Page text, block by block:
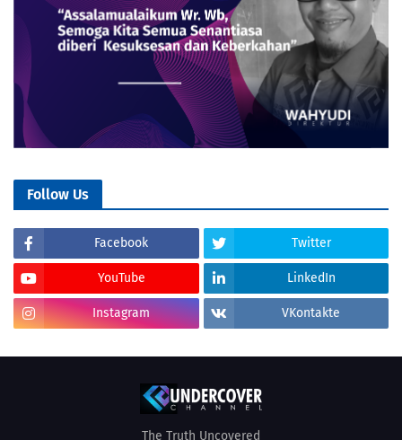
Follow Us
Facebook Twitter
YouTube LinkedIn
Instagram VKontakte
The Truth Uncovered